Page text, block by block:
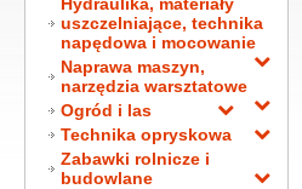
uszczelniające, technika
napędowa i mocowanie
Naprawa maszyn,
narzędzia warsztatowe
Ogród i las
Technika opryskowa
Zabawki rolnicze i
budowlane